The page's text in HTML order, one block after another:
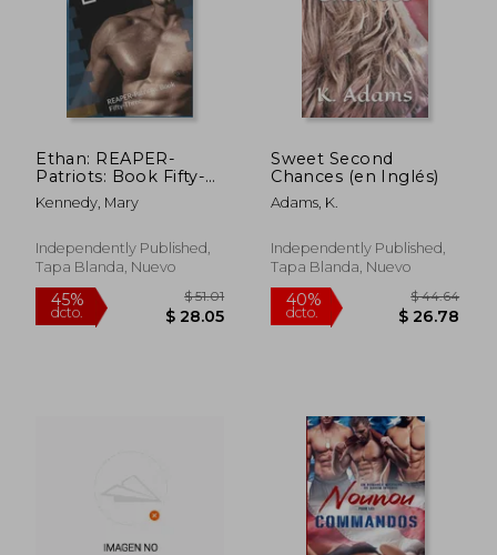
Ethan: REAPER-
Patriots: Book Fifty-
Three (en Inglés)
Kennedy, Mary
Independently Published,
Tapa Blanda, Nuevo
Sweet Second
Chances (en Inglés)
Adams, K.
Independently Published,
Tapa Blanda, Nuevo